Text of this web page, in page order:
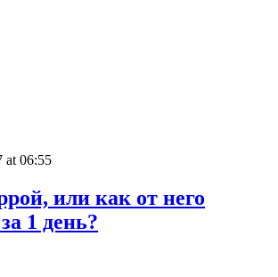
at 06:55
или как от него
1 день?